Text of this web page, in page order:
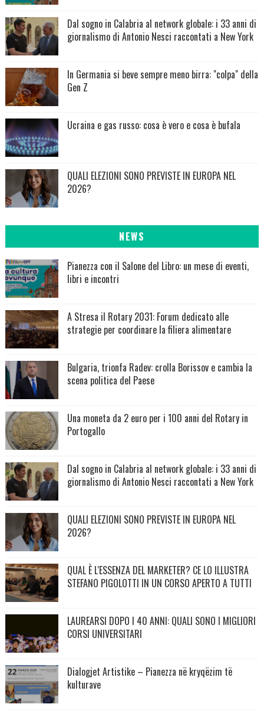
Dal sogno in Calabria al network globale: i 33 anni di
giornalismo di Antonio Nesci raccontati a New York
In Germania si beve sempre meno birra: "colpa" della
Gen Z
Ucraina e gas russo: cosa è vero e cosa è bufala
QUALI ELEZIONI SONO PREVISTE IN EUROPA NEL
2026?
NEWS
Pianezza con il Salone del Libro: un mese di eventi,
libri e incontri
A Stresa il Rotary 2031: Forum dedicato alle
strategie per coordinare la filiera alimentare
Bulgaria, trionfa Radev: crolla Borissov e cambia la
scena politica del Paese
Una moneta da 2 euro per i 100 anni del Rotary in
Portogallo
Dal sogno in Calabria al network globale: i 33 anni di
giornalismo di Antonio Nesci raccontati a New York
QUALI ELEZIONI SONO PREVISTE IN EUROPA NEL
2026?
QUAL È L'ESSENZA DEL MARKETER? CE LO ILLUSTRA
STEFANO PIGOLOTTI IN UN CORSO APERTO A TUTTI
LAUREARSI DOPO I 40 ANNI: QUALI SONO I MIGLIORI
CORSI UNIVERSITARI
Dialogjet Artistike – Pianezza në kryqëzim të
kulturave